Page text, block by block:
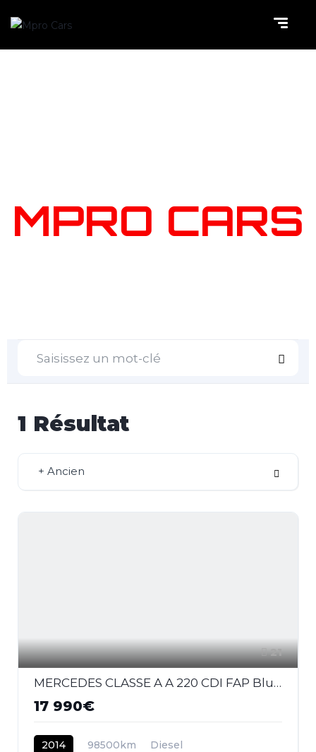
MPRO CARS
1 Résultat
+ Ancien
21
MERCEDES CLASSE A A 220 CDI FAP BlueEfficiency - BV 7G-DCT Fascination
17 990€
2014 98500km Diesel